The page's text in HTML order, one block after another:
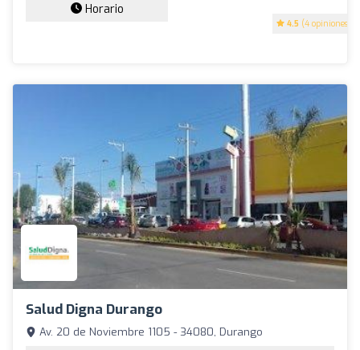
4.5 (4 opiniones)
Horario
Salud Digna Durango
Av. 20 de Noviembre 1105 - 34080, Durango